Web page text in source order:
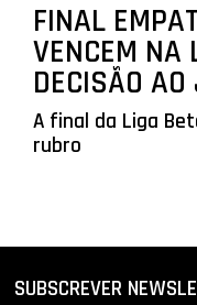
FINAL
VENCEM NA
DECISÃO
A final da Liga
rubro
SUBSCREVER